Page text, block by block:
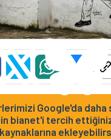
Google'da daha
bianet'i tercih
kaynaklarına